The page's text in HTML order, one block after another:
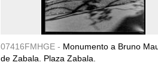
07416FMHGE - Monumento a Bruno
de Zabala. Plaza Zabala.